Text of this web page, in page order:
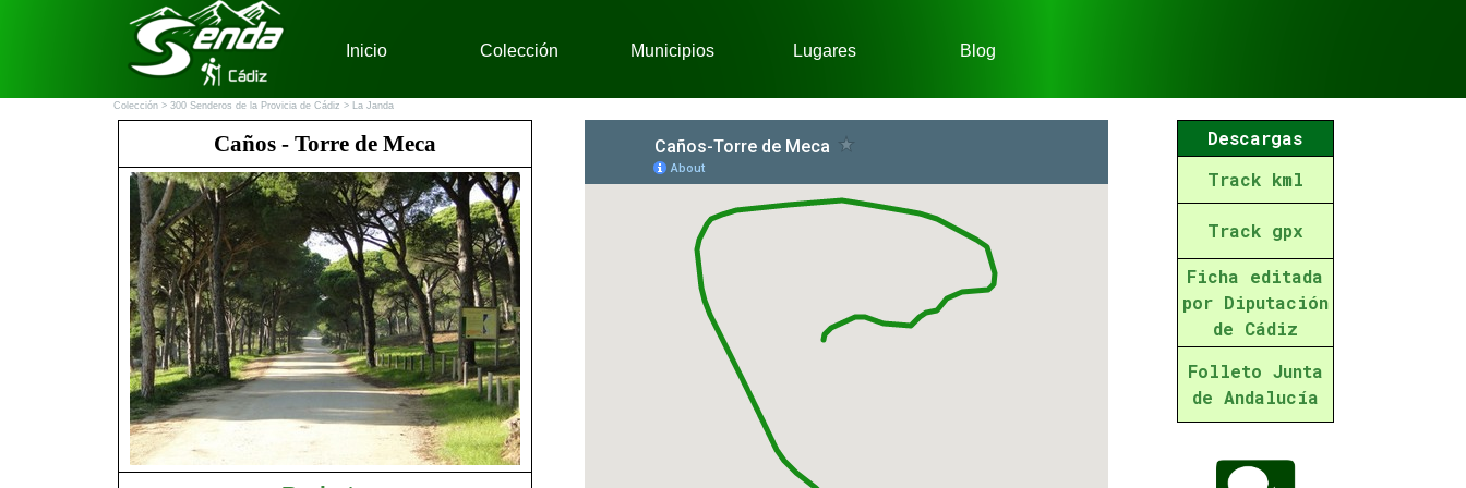
Saltar menú
Inicio Colección ▼
Municipios ▼
Lugares ▼
Blog
Colección >300 Senderos de la Provicia de Cádiz > La Janda
Caños - Torre de Meca
Descargas
Track kml
Track gpx
Ficha editada
por Diputación
de Cádiz
Folleto Junta
de Andalucía